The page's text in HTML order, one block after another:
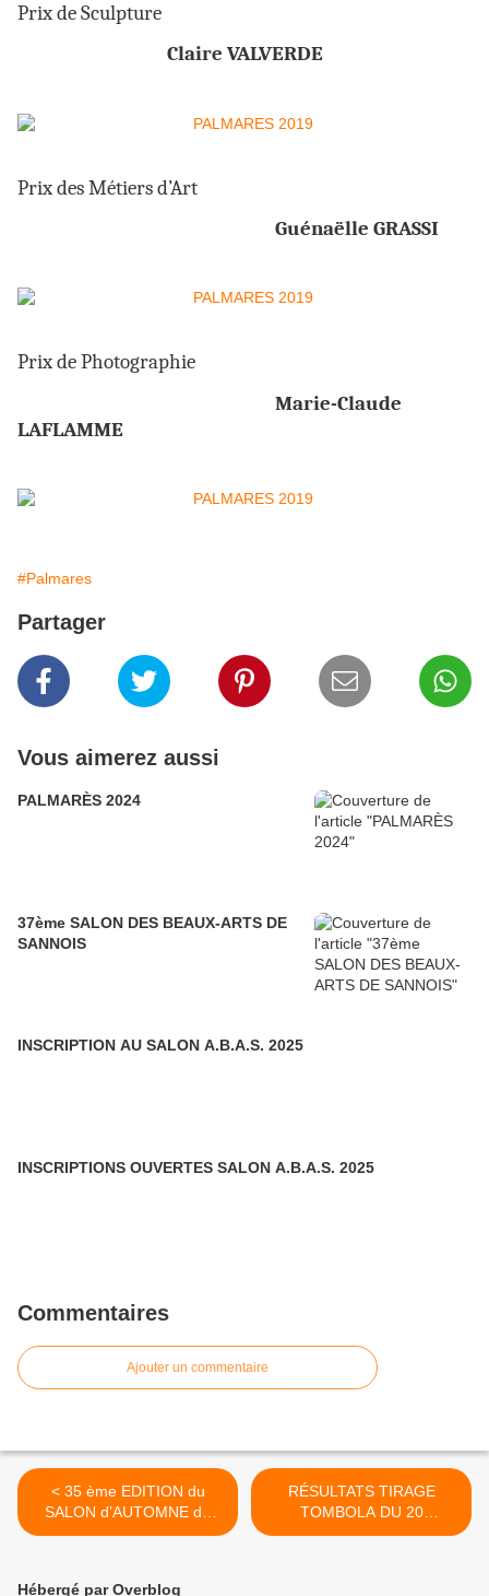
Prix de Sculpture
Claire VALVERDE
Prix des Métiers d’Art
Guénaëlle GRASSI
Prix de Photographie
Marie-Claude
LAFLAMME
#Palmares
Partager
Vous aimerez aussi
PALMARÈS 2024
37ème SALON DES BEAUX-ARTS DE
SANNOIS
INSCRIPTION AU SALON A.B.A.S. 2025
INSCRIPTIONS OUVERTES SALON A.B.A.S. 2025
Commentaires
Ajouter un commentaire
< 35 ème EDITION du
SALON d’AUTOMNE de
SANNOIS
RÉSULTATS TIRAGE
TOMBOLA DU 20
OCTOBRE 2019 >
Hébergé par Overblog